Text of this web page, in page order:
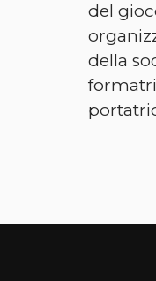
del
della